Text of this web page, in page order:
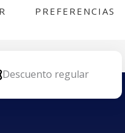
PREFERENCIAS
Descuento regular